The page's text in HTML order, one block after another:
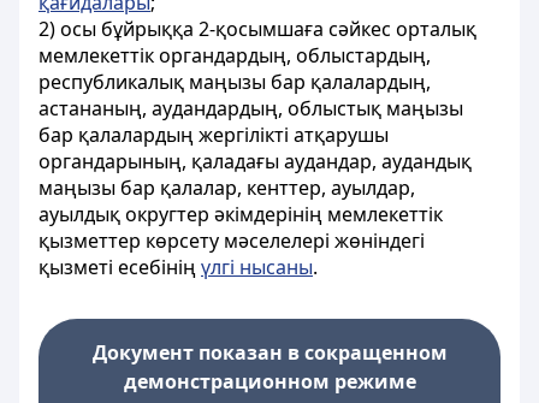
2) осы бұйрыққа 2-қосымшаға сәйкес орталық
мемлекеттік органдардың, облыстардың,
республикалық маңызы бар қалалардың,
астананың, аудандардың, облыстық маңызы
бар қалалардың жергілікті атқарушы
органдарының, қаладағы аудандар, аудандық
маңызы бар қалалар, кенттер, ауылдар,
ауылдық округтер әкімдерінің мемлекеттік
қызметтер көрсету мәселелері жөніндегі
қызметі есебініңүлгі нысаны.
Документ показан в сокращенном
демонстрационном режиме